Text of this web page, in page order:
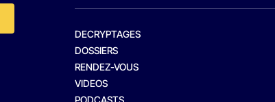
DECRYPTAGES
DOSSIERS
RENDEZ-VOUS
VIDEOS
PODCASTS